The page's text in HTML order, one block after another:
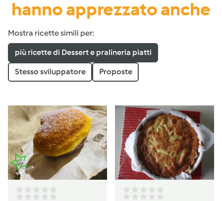
hanno apprezzato anche
Mostra ricette simili per:
più ricette di Dessert e pralineria piatti
Stesso sviluppatore Proposte